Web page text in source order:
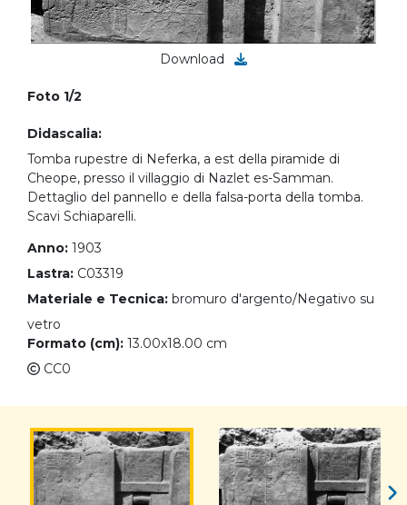
Download
Foto 1/2
Didascalia:
Tomba rupestre di Neferka, a est della piramide di
Cheope, presso il villaggio di Nazlet es-Samman.
Dettaglio del pannello e della falsa-porta della tomba.
Scavi Schiaparelli.
Anno: 1903
Lastra: C03319
Materiale e Tecnica: bromuro d'argento/Negativo su
vetro
Formato (cm): 13.00x18.00 cm
CC0